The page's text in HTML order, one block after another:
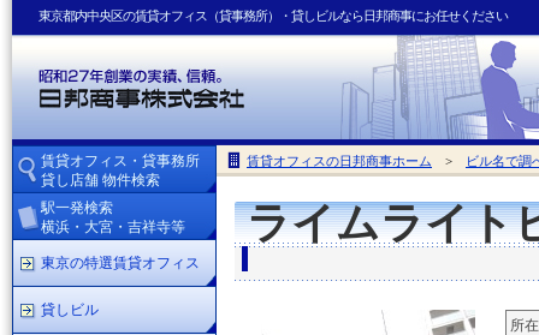
東京都内中央区の賃貸オフィス（貸事務所）・貸しビルなら日邦商事にお任せください
賃貸オフィスの日邦商事ホーム > ビル名で調
ライムライト
所
賃貸オフィス・貸事務所
貸し店舗 物件検索
駅一発検索
横浜・大宮・吉祥寺等
東京の特選賃貸オフィス
貸しビル